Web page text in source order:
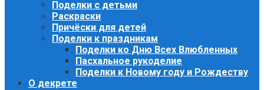
Поделки с детьми
Раскраски
Причёски для детей
Поделки к праздникам
Поделки ко Дню Всех Влюбленных
Пасхальное рукоделие
Поделки к Новому году и Рождеству
О декрете